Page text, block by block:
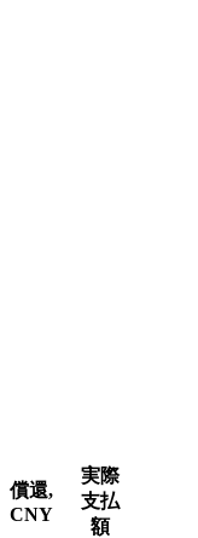
償還,
CNY
実際
支払
額